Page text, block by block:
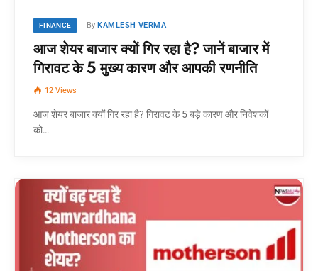
FINANCE By KAMLESH VERMA
आज शेयर बाजार क्यों गिर रहा है? जानें बाजार में
गिरावट के 5 मुख्य कारण और आपकी रणनीति
12 Views
आज शेयर बाजार क्यों गिर रहा है? गिरावट के 5 बड़े कारण और निवेशकों
को…